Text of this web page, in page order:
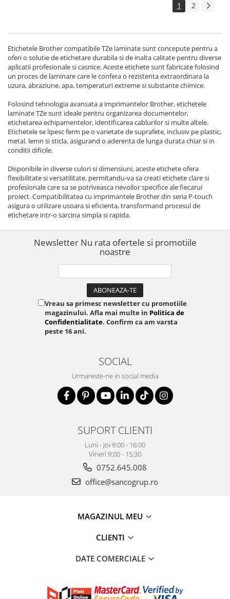
1 2
Etichetele Brother compatibile TZe laminate sunt concepute pentru a
oferi o solutie de etichetare durabila si de inalta calitate pentru diverse
aplicatii profesionale si casnice. Aceste etichete sunt fabricate folosind
un proces de laminare care le confera o rezistenta extraordinara la
uzura, abraziune, apa, temperaturi extreme si substante chimice.
Folosind tehnologia avansata a imprimantelor Brother, etichetele
laminate TZe sunt ideale pentru organizarea documentelor,
etichetarea echipamentelor, identificarea cablurilor si multe altele.
Etichetele se lipesc ferm pe o varietate de suprafete, inclusiv pe plastic,
metal, lemn si sticla, asigurand o aderenta de lunga durata chiar si in
conditii dificile.
Disponibile in diverse culori si dimensiuni, aceste etichete ofera
flexibilitate si versatilitate, permitandu-va sa creati etichete clare si
profesionale care sa se potriveasca nevoilor specifice ale fiecarui
proiect. Compatibilitatea cu imprimantele Brother din seria P-touch
asigura o utilizare usoara si eficienta, transformand procesul de
etichetare intr-o sarcina simpla si rapida.
Newsletter Nu rata ofertele si promotiile
noastre
Vreau sa primesc newsletter cu promotiile
magazinului. Afla mai multe in Politica de
Confidentialitate. Confirm ca am varsta
peste 16 ani.
SOCIAL
Urmareste-ne in social media
SUPORT CLIENTI
Luni - Joi 9:00 - 16:00
Vineri 9:00 - 15:30
0752.645.008
office@sancogrup.ro
MAGAZINUL MEU
CLIENTI
DATE COMERCIALE